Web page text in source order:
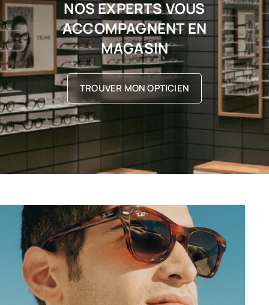
NOS EXPERTS VOUS
ACCOMPAGNENT EN
MAGASIN
TROUVER MON OPTICIEN